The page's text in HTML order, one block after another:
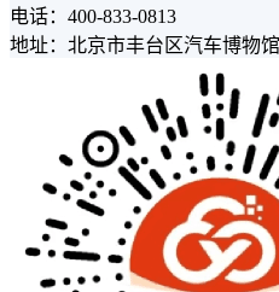
电话：400-833-0813
地址：北京市丰台区汽车博物